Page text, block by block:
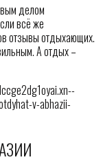
делом
всё же
отзывы отдыхающих.
А отдых –
v-abhazii-